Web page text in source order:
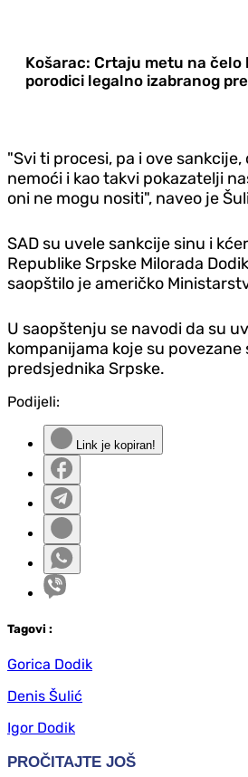
Košarac: Crtaju metu na čelo
porodici legalno izabranog
"Svi ti procesi, pa i ove
nemoći i kao takvi pokazatelji
oni ne mogu nositi", naveo je
SAD su uvele sankcije sinu i
Republike Srpske Milorada
saopštilo je američko
U saopštenju se navodi da su
kompanijama koje su povezane
predsjednika Srpske.
Podijeli:
Link je kopiran!
Tagovi :
Gorica Dodik
Denis Šulić
Igor Dodik